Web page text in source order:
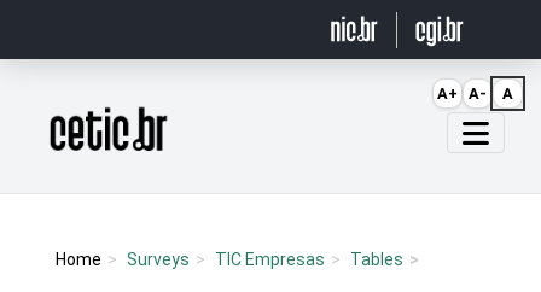
Página inicial
Home Surveys TIC Empresas Tables
A+ A- A